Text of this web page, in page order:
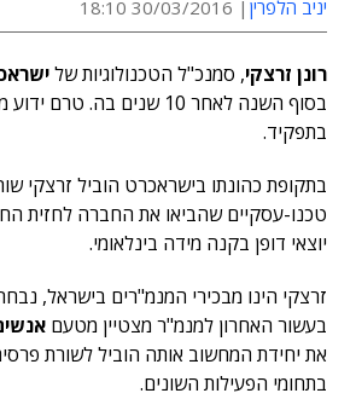
יניב הלפרין 30/03/2016 18:10
רונן זרצקי, סמנכ"ל הטכנולוגיות של
בסוף השנה לאחר 10 שנים בה. טרם
בתפקיד.
בתקופת כהונתו בישראכרט הוביל זרצקי
טכנו-עסקיים שהביאו את החברה לחזית
יוצאי דופן בקנה מידה בינלאומי.
זרצקי הינו מבכירי המנמ"רים בישראל,
בעשור האחרון למנמ"ר מצטיין מטעם
את יחידת המחשוב אותה הוביל לשורת
בתחומי הפעילות השונים.